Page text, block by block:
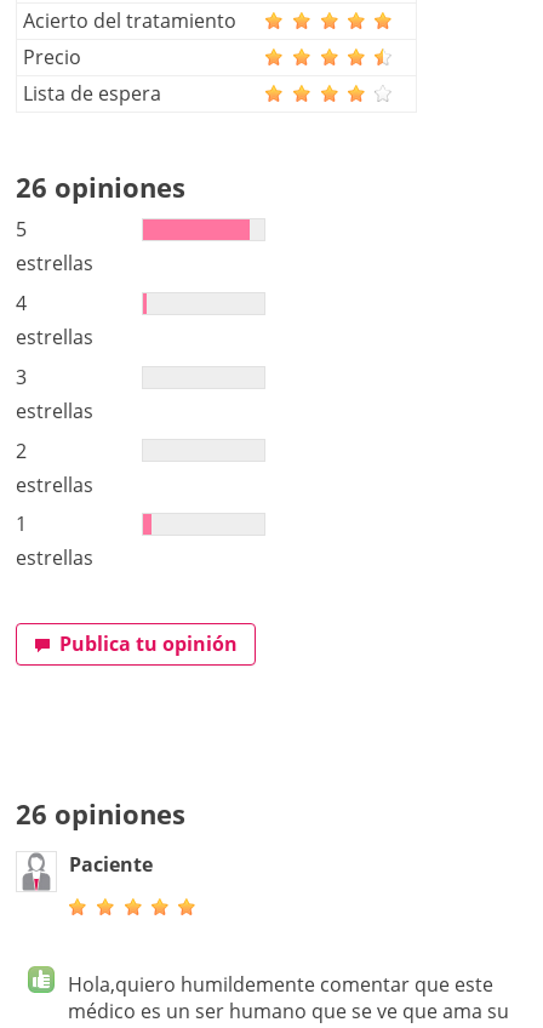
Acierto del tratamiento
Precio
Lista de espera
26 opiniones
5
estrellas
4
estrellas
3
estrellas
2
estrellas
1
estrellas
Publica tu opinión
26 opiniones
Paciente
Hola,quiero humildemente comentar que este
médico es un ser humano que se ve que ama su